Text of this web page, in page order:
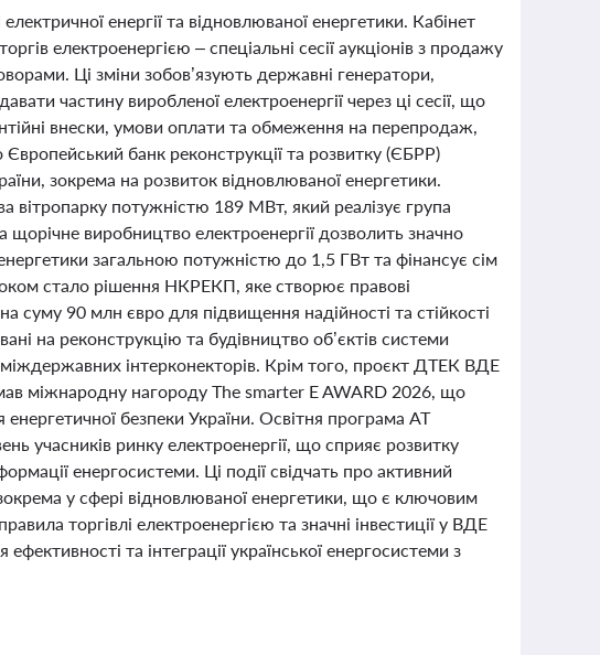
енергії та відновлюваної енергетики. Кабінет
електроенергією – спеціальні сесії аукціонів з продажу
Ці зміни зобов’язують державні генератори,
частину виробленої електроенергії через ці сесії, що
внески, умови оплати та обмеження на перепродаж,
банк реконструкції та розвитку (ЄБРР)
зокрема на розвиток відновлюваної енергетики.
вітропарку потужністю 189 МВт, який реалізує група
виробництво електроенергії дозволить значно
загальною потужністю до 1,5 ГВт та фінансує сім
стало рішення НКРЕКП, яке створює правові
90 млн євро для підвищення надійності та стійкості
на реконструкцію та будівництво об’єктів системи
інтерконекторів. Крім того, проєкт ДТЕК ВДЕ
міжнародну нагороду The smarter E AWARD 2026, що
безпеки України. Освітня програма АТ
учасників ринку електроенергії, що сприяє розвитку
енергосистеми. Ці події свідчать про активний
у сфері відновлюваної енергетики, що є ключовим
торгівлі електроенергією та значні інвестиції у ВДЕ
та інтеграції української енергосистеми з